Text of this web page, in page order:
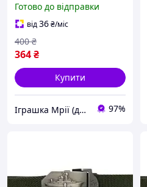
Готово до відправки
від36₴/міс
364₴
400 ₴
Купити
Іграшка Мрії (дитячі, авто, туризм) 97%